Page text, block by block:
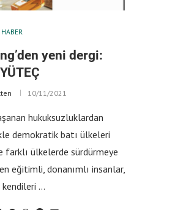
HABER
yeni dergi:
10/11/2021
hukuksuzluklardan
demokratik batı ülkeleri
ülkelerde sürdürmeye
eğitimli, donanımlı insanlar,
kendileri …